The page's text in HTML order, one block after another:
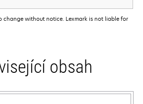
change without notice. Lexmark is not liable for
obsah